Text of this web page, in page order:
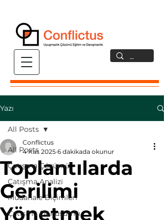
Yazı
All Posts
Çatışma Çözümü
Çatışma Analizi
Müdahale Biçimleri
Çatışma Dönüşümü
All Posts
Toplantılarda
Gerilimi
Yönetmek
Conflictus
4 Kas 2025 6 dakikada okunur